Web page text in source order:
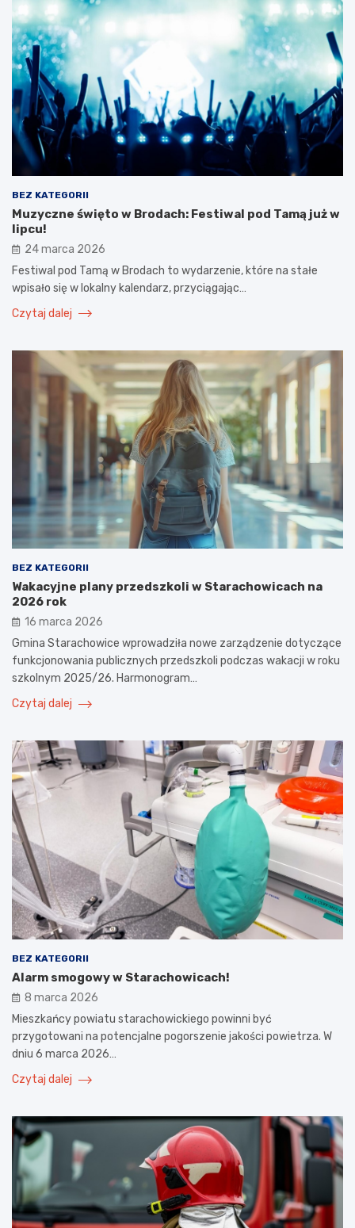
BEZ KATEGORII
Muzyczne święto w Brodach: Festiwal pod Tamą już w
lipcu!
24 marca 2026
Festiwal pod Tamą w Brodach to wydarzenie, które na stałe
wpisało się w lokalny kalendarz, przyciągając…
Czytaj dalej
BEZ KATEGORII
Wakacyjne plany przedszkoli w Starachowicach na
2026 rok
16 marca 2026
Gmina Starachowice wprowadziła nowe zarządzenie dotyczące
funkcjonowania publicznych przedszkoli podczas wakacji w roku
szkolnym 2025/26. Harmonogram…
Czytaj dalej
BEZ KATEGORII
Alarm smogowy w Starachowicach!
8 marca 2026
Mieszkańcy powiatu starachowickiego powinni być
przygotowani na potencjalne pogorszenie jakości powietrza. W
dniu 6 marca 2026…
Czytaj dalej